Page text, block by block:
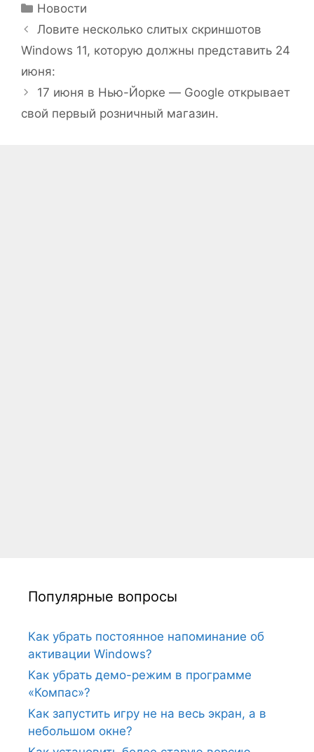
Рубрики
Новости
Ловите несколько слитых скриншотов
Windows 11, которую должны представить 24
июня:
17 июня в Нью-Йорке — Google открывает
свой первый розничный магазин.
Популярные вопросы
Как убрать постоянное напоминание об
активации Windows?
Как убрать демо-режим в программе
«Компас»?
Как запустить игру не на весь экран, а в
небольшом окне?